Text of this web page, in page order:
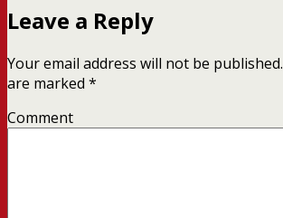
Leave a Reply
Your email address will not be published.
are marked *
Comment